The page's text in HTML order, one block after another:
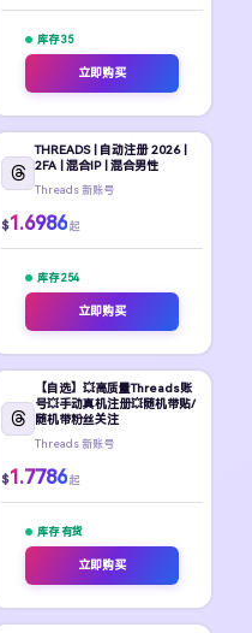
库存 35
立即购买
THREADS | 自动注册 2026 |
2FA | 混合IP | 混合男性
Threads 新账号
$1.6986 起
库存 254
立即购买
【自选】💥高质量Threads账
号💥手动真机注册💥随机带贴/
随机带粉丝关注
Threads 新账号
$1.7786 起
库存 有货
立即购买